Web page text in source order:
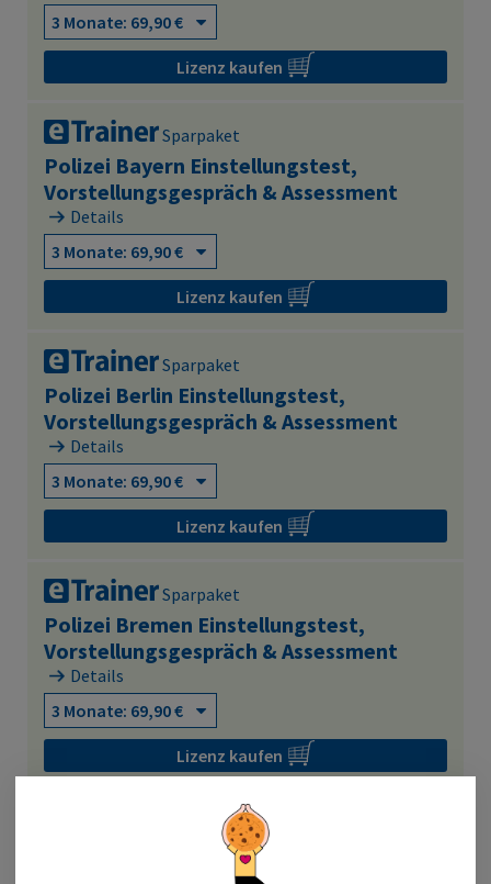
Lizenz kaufen
Sparpaket
Polizei Bayern Einstellungstest,
Vorstellungsgespräch & Assessment
Details
Lizenz kaufen
Sparpaket
Polizei Berlin Einstellungstest,
Vorstellungsgespräch & Assessment
Details
Lizenz kaufen
Sparpaket
Polizei Bremen Einstellungstest,
Vorstellungsgespräch & Assessment
Details
Lizenz kaufen
Sparpaket
Polizei Einstellungstest,